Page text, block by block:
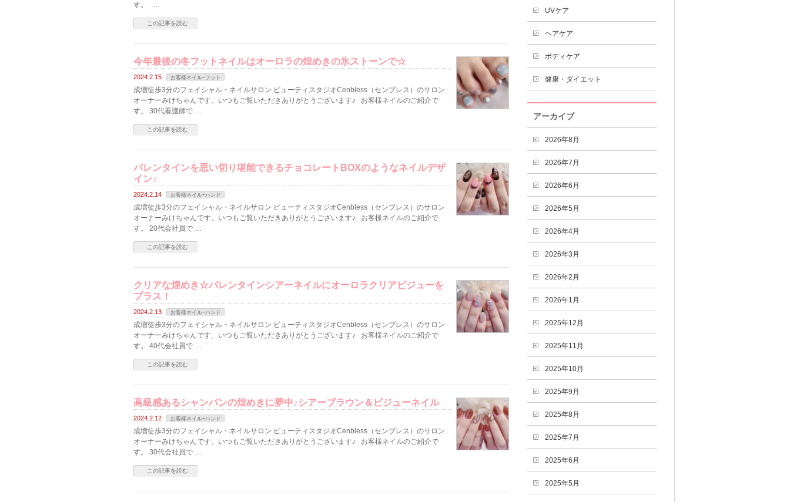
す。 …
この記事を読む
今年最後の冬フットネイルはオーロラの煌めきの氷ストーンで☆
2024.2.15 お客様ネイルｰフット
成増徒歩3分のフェイシャル・ネイルサロン ビューティスタジオCenbless（センブレス）のサロン
オーナーみけちゃんです、いつもご覧いただきありがとうございます♪ お客様ネイルのご紹介で
す。 30代看護師で …
この記事を読む
バレンタインを思い切り堪能できるチョコレートBOXのようなネイルデザ
イン♪
2024.2.14 お客様ネイルｰハンド
成増徒歩3分のフェイシャル・ネイルサロン ビューティスタジオCenbless（センブレス）のサロン
オーナーみけちゃんです、いつもご覧いただきありがとうございます♪ お客様ネイルのご紹介で
す。 20代会社員で …
この記事を読む
クリアな煌めき☆バレンタインシアーネイルにオーロラクリアビジューを
プラス！
2024.2.13 お客様ネイルｰハンド
成増徒歩3分のフェイシャル・ネイルサロン ビューティスタジオCenbless（センブレス）のサロン
オーナーみけちゃんです、いつもご覧いただきありがとうございます♪ お客様ネイルのご紹介で
す。 40代会社員で …
この記事を読む
高級感あるシャンパンの煌めきに夢中♪シアーブラウン＆ビジューネイル
2024.2.12 お客様ネイルｰハンド
成増徒歩3分のフェイシャル・ネイルサロン ビューティスタジオCenbless（センブレス）のサロン
オーナーみけちゃんです、いつもご覧いただきありがとうございます♪ お客様ネイルのご紹介で
す。 30代会社員で …
この記事を読む
UVケア
ヘアケア
ボディケア
健康・ダイエット
アーカイブ
2026年8月
2026年7月
2026年6月
2026年5月
2026年4月
2026年3月
2026年2月
2026年1月
2025年12月
2025年11月
2025年10月
2025年9月
2025年8月
2025年7月
2025年6月
2025年5月